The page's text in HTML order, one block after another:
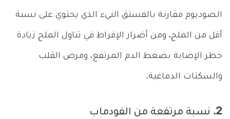
الصوديوم مقارنة بالفستق النيء الذي يحتوي على نسبة
أقل من الملح، ومن أضرار الإفراط في تناول الملح زيادة
خطر الإصابة بضغط الدم المرتفع، ومرض القلب
والسكتات الدماغية.
2. نسبة مرتفعة من الفودماب